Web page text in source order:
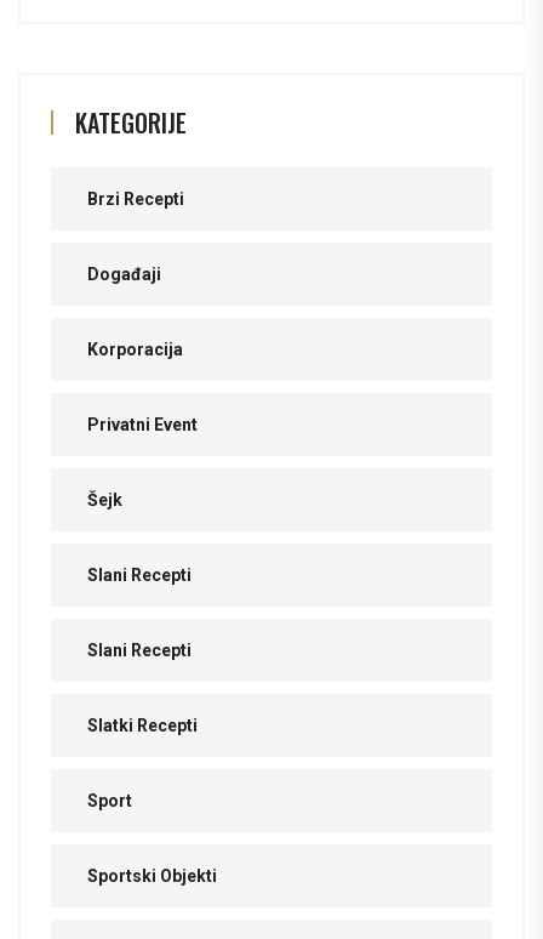
KATEGORIJE
Brzi Recepti
Događaji
Korporacija
Privatni Event
Šejk
Slani Recepti
Slani Recepti
Slatki Recepti
Sport
Sportski Objekti